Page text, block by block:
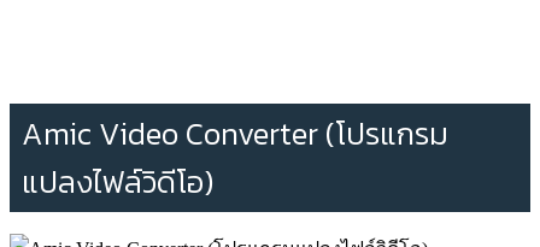
Amic Video Converter (โปรแกรม
แปลงไฟล์วิดีโอ)